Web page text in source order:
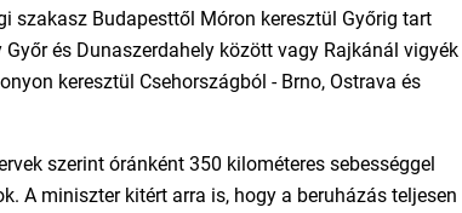
szakasz Budapesttől Móron keresztül Győrig tart
és Dunaszerdahely között vagy Rajkánál vigyék
keresztül Csehországból - Brno, Ostrava és
szerint óránként 350 kilométeres sebességgel
A miniszter kitért arra is, hogy a beruházás teljesen